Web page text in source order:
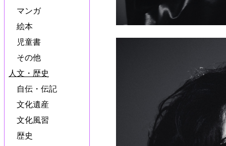
マンガ
絵本
児童書
その他
人文・歴史
自伝・伝記
文化遺産
文化風習
歴史